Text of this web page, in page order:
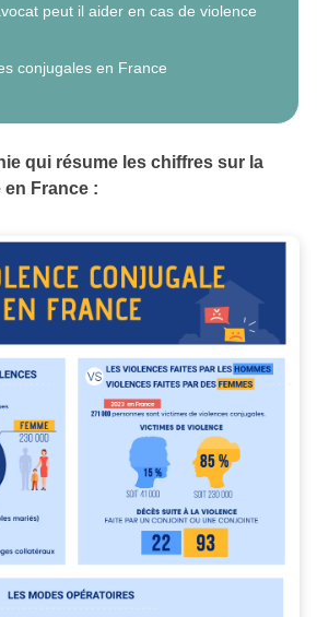
peut il aider en cas de violence
conjugales en France
qui résume les chiffres sur la
France :